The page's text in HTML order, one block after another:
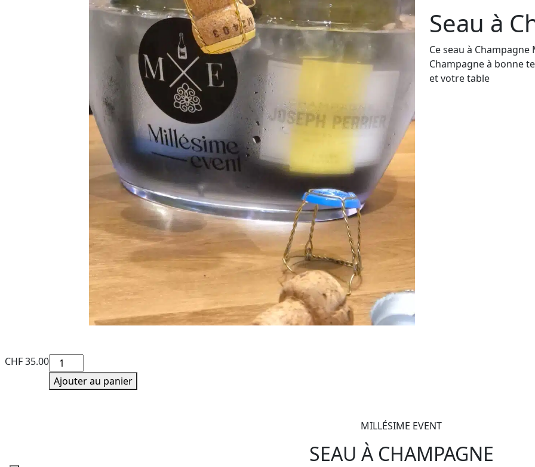
Seau à
Ce seau à
Champagne à bonne
et votre table
CHF35.00quantité
de
Seau
Ajouter au panier
MILLÉSIME EVENT
SEAU À CHAMPAGNE